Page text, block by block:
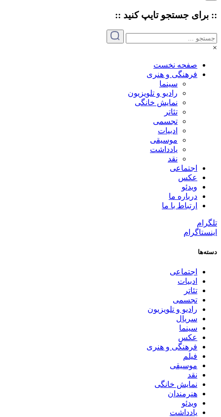
:: برای جستجو تایپکنید ::
×
صفحه نخست
فرهنگی و هنری
سینما
رادیو و تلویزیون
نمایش خانگی
تئاتر
تجسمی
ادبیات
موسیقی
یادداشت
نقد
اجتماعی
عکس
ویدئو
درباره ما
ارتباط با ما
تلگرام
اینستاگرام
دسته‌ها
اجتماعی
ادبیات
تئاتر
تجسمی
رادیو و تلویزیون
سریال
سینما
عکس
فرهنگی و هنری
فیلم
موسیقی
نقد
نمایش خانگی
هنرمندان
ویدئو
یادداشت